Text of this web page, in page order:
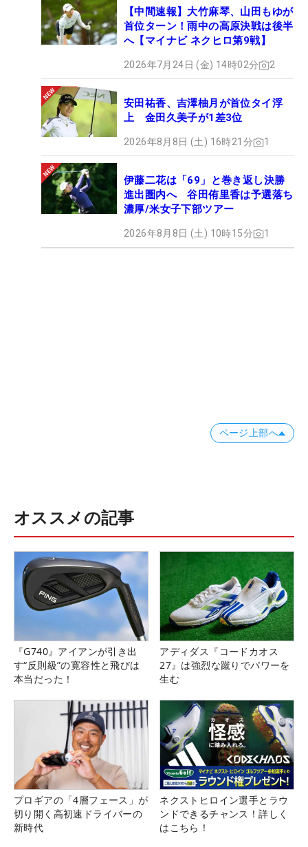
【中間速報】大竹麻琴、山田もゆが
首位ターン！雨中の高原決戦は後半
へ【マイナビ ネクヒロ第9戦】
2026年7月24日 (金) 14時02分 2
安田祐香、吉澤柚月が首位タイ浮
上 金田久美子が1差3位
2026年8月8日 (土) 16時21分 1
伊藤二花は「69」と巻き返し決勝
進出圏内へ 谷田侑里香は予選落ち
濃厚/米女子下部ツアー
2026年8月8日 (土) 10時15分 1
ページ上部へ
オススメの記事
『G740』アイアンが引き出
す“反則級”の寛容性と飛びは
本当だった！
アディダス『コードカオス
27』は強烈な蹴りでパワーを
生む
プロギアの「4層フェース」が
切り開く高初速ドライバーの
新時代
ネクストヒロイン選手とラウ
ンドできるチャンス！詳しく
はこちら！